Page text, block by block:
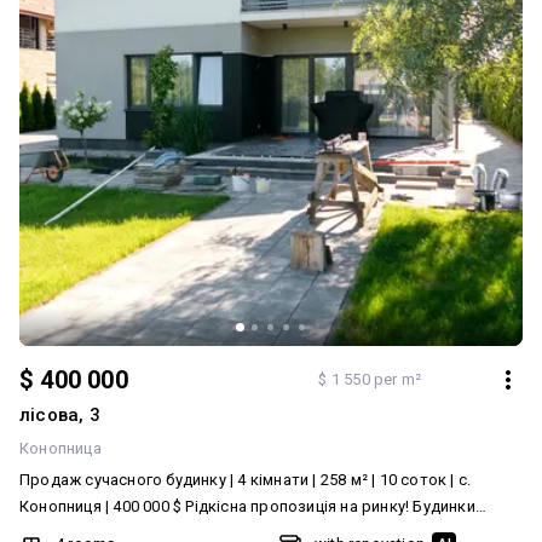
Львова. Просторе планування, функціональні приміщення та
власна прибудинкова територія створюють комфортні умови
для проживання в будь-яку пору року. Телефонуйте, щоб
дізнатися більше та домовитися про перегляд!
$ 400 000 $ 1 550 per m²
лісова, 3
Конопница
Продаж сучасного будинку | 4 кімнати | 258 м² | 10 соток | с.
Конопниця | 400 000 $ Рідкісна пропозиція на ринку! Будинки
такого рівня, площі та якості в Конопниці з'являються у продажу